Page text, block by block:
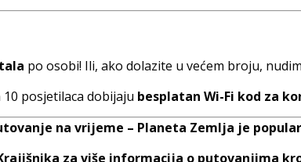
po osobi! Ili, ako dolazite u većem broju,
10 posjetilaca dobijaju besplatan Wi-Fi kod za
na vrijeme – Planeta Zemlja je
za više informacija o putovanjima